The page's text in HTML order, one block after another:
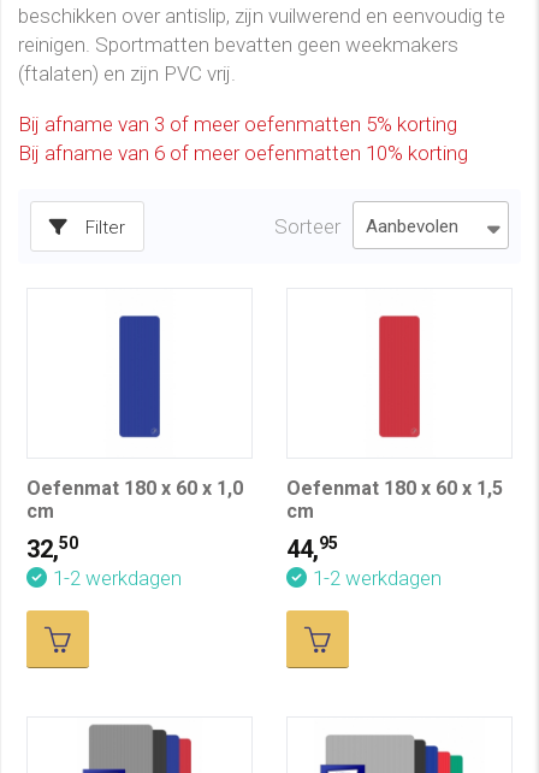
beschikken over antislip, zijn vuilwerend en eenvoudig te
reinigen. Sportmatten bevatten geen weekmakers
(ftalaten) en zijn PVC vrij.
Bij afname van 3 of meer oefenmatten 5% korting
Bij afname van 6 of meer oefenmatten 10% korting
Filter Sorteer
Oefenmat 180 x 60 x 1,0
cm
32,50
1-2 werkdagen
Oefenmat 180 x 60 x 1,5
cm
44,95
1-2 werkdagen